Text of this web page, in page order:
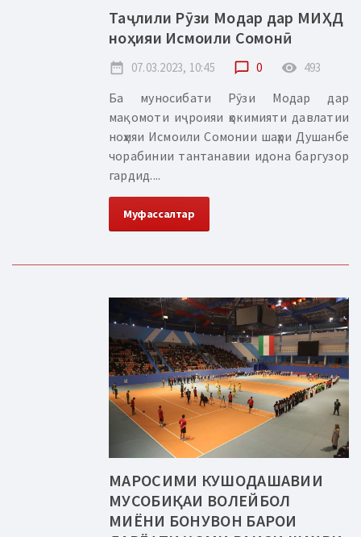
Таҷлили Рӯзи Модар дар МИҲД
ноҳияи Исмоили Сомонӣ
date_range 07.03.2023, 10:45 chat_bubble_outline 0 remove_red_eye 493
Ба муносибати Рӯзи Модар дар
мақомоти иҷроияи ҳокимияти давлатии
ноҳияи Исмоили Сомонии шаҳри Душанбе
чорабинии тантанавии идона баргузор
гардид....
Муфассалтар
МАРОСИМИ КУШОДАШАВИИ
МУСОБИҚАИ ВОЛЕЙБОЛ
МИЁНИ БОНУВОН БАРОИ